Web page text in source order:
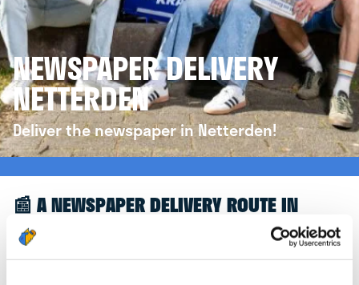
NEWSPAPER DELIVERY
NETTERDEN
Deliver the newspaper in Netterden!
📰 A NEWSPAPER DELIVERY ROUTE IN
NETTERDEN
Great to see you're interested in a newspaper